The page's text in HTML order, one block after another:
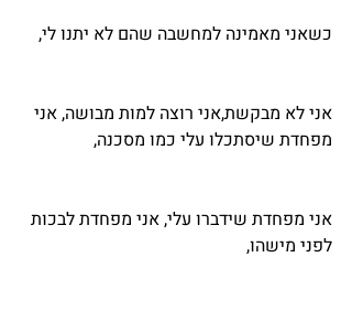
כשאני מאמינה למחשבה שהם לא יתנו לי,
אני לא מבקשת,אני רוצה למות מבושה, אני
מפחדת שיסתכלו עלי כמו מסכנה,
אני מפחדת שידברו עלי, אני מפחדת לבכות
לפני מישהו,